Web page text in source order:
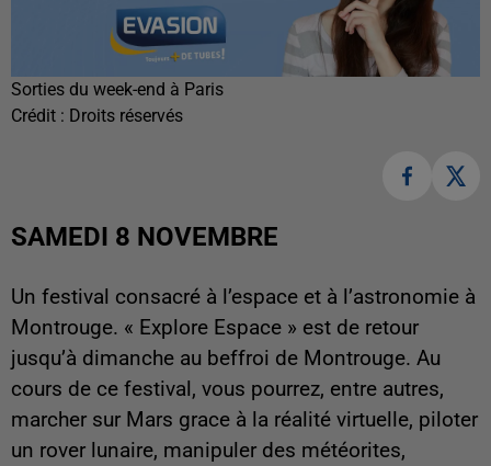
Sorties du week-end à Paris
Crédit : Droits réservés
SAMEDI 8 NOVEMBRE
Un festival consacré à l’espace et à l’astronomie à
Montrouge. « Explore Espace » est de retour
jusqu’à dimanche au beffroi de Montrouge. Au
cours de ce festival, vous pourrez, entre autres,
marcher sur Mars grace à la réalité virtuelle, piloter
un rover lunaire, manipuler des météorites,